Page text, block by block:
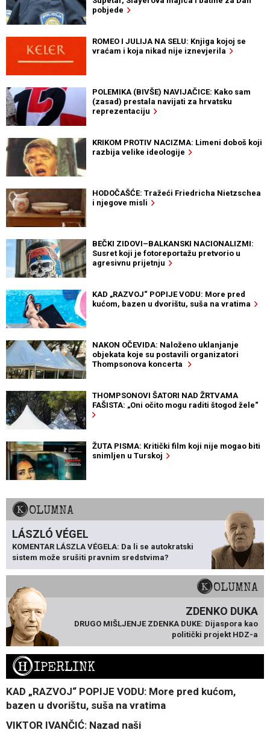
pobjede
ROMEO I JULIJA NA SELU: Knjiga kojoj se
vraćam i koja nikad nije iznevjerila
POLEMIKA (BIVŠE) NAVIJAČICE: Kako sam
(zasad) prestala navijati za hrvatsku
reprezentaciju
KRIKOM PROTIV NACIZMA: Limeni doboš koji
razbija velike ideologije
HODOČAŠĆE: Tražeći Friedricha Nietzschea
i njegove misli
BEČKI ZIDOVI–BALKANSKI NACIONALIZMI:
Susret koji je fotoreportažu pretvorio u
agresivnu prijetnju
KAD „RAZVOJ“ POPIJE VODU: More pred
kućom, bazen u dvorištu, suša na vratima
NAKON OČEVIDA: Naloženo uklanjanje
objekata koje su postavili organizatori
Thompsonova koncerta
THOMPSONOVI ŠATORI NAD ŽRTVAMA
FAŠISTA: „Oni očito mogu raditi štogod žele“
ŽUTA PISMA: Kritički film koji nije mogao biti
snimljen u Turskoj
KOLUMNA
LÁSZLÓ VÉGEL
KOMENTAR LÁSZLA VÉGELA: Da li se autokratski
sistem može srušiti pravnim sredstvima?
KOLUMNA
ZDENKO DUKA
DRUGO MIŠLJENJE ZDENKA DUKE: Dijaspora kao
politički projekt HDZ-a
HIPERLINK
KAD „RAZVOJ“ POPIJE VODU: More pred kućom,
bazen u dvorištu, suša na vratima
VIKTOR IVANČIĆ: Nazad naši